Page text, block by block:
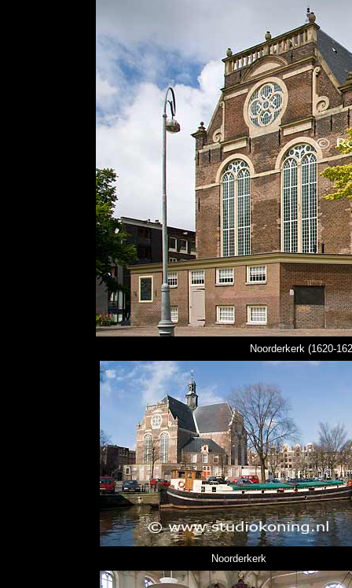
Noorderkerk (1620-
Noorderkerk